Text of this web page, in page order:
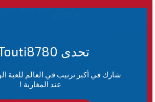
تحدى Touti8780 !
شارك في أكبر ترتيب في العالم للعبة
عند المغاربة !